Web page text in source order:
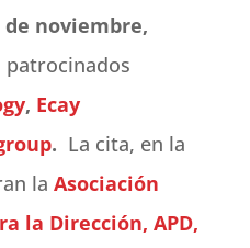
noviembre,
patrocinados
, Ecay
. La cita, en la
la Asociación
la Dirección, APD,